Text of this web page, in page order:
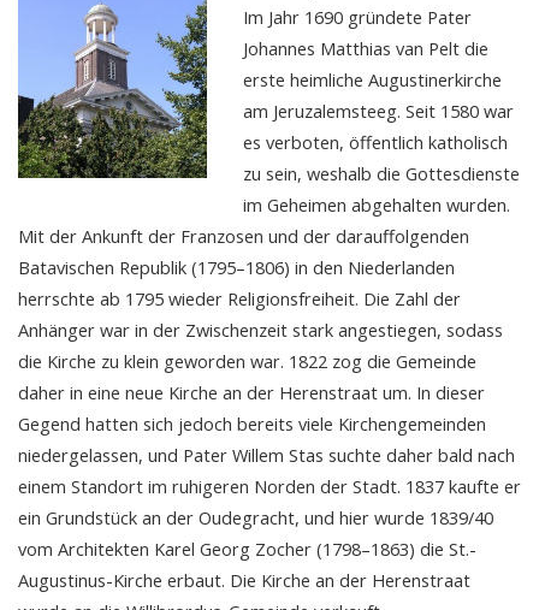
Im Jahr 1690 gründete Pater
Johannes Matthias van Pelt die
erste heimliche Augustinerkirche
am Jeruzalemsteeg. Seit 1580 war
es verboten, öffentlich katholisch
zu sein, weshalb die Gottesdienste
im Geheimen abgehalten wurden.
Mit der Ankunft der Franzosen und der darauffolgenden
Batavischen Republik (1795–1806) in den Niederlanden
herrschte ab 1795 wieder Religionsfreiheit. Die Zahl der
Anhänger war in der Zwischenzeit stark angestiegen, sodass
die Kirche zu klein geworden war. 1822 zog die Gemeinde
daher in eine neue Kirche an der Herenstraat um. In dieser
Gegend hatten sich jedoch bereits viele Kirchengemeinden
niedergelassen, und Pater Willem Stas suchte daher bald nach
einem Standort im ruhigeren Norden der Stadt. 1837 kaufte er
ein Grundstück an der Oudegracht, und hier wurde 1839/40
vom Architekten Karel Georg Zocher (1798–1863) die St.-
Augustinus-Kirche erbaut. Die Kirche an der Herenstraat